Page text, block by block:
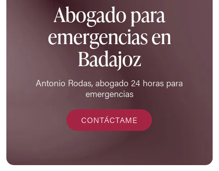
Abogado para
emergencias en
Badajoz
Antonio Rodas, abogado 24 horas para
emergencias
CONTÁCTAME